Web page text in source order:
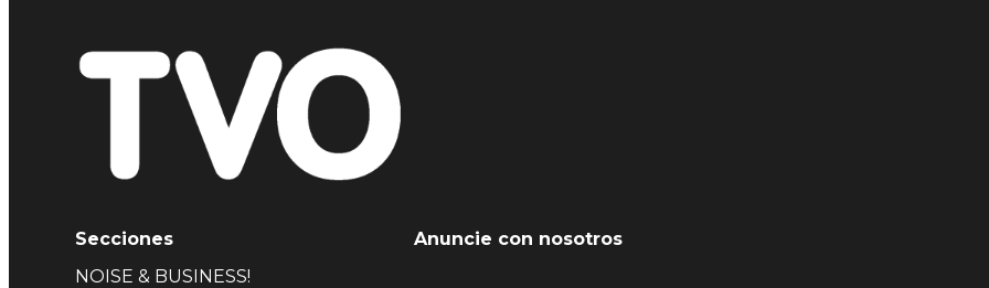
Secciones
NOISE & BUSINESS!
Anuncie con nosotros